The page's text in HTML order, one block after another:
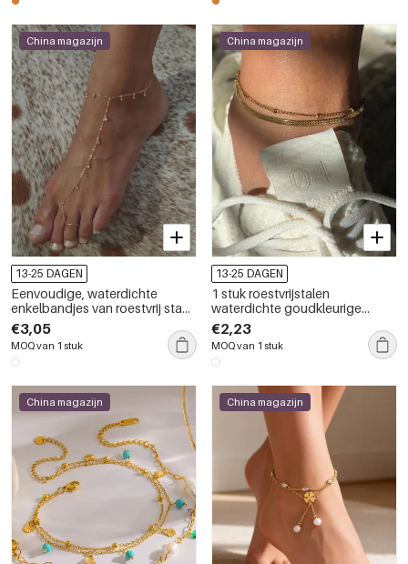
China magazijn
13-25 DAGEN
Eenvoudige, waterdichte
enkelbandjes van roestvrij staal
in goudkleur
€3,05
MOQ van 1 stuk
China magazijn
13-25 DAGEN
1 stuk roestvrijstalen
waterdichte goudkleurige
gelaagde enkelbandjes voor
dames
€2,23
MOQ van 1 stuk
China magazijn China magazijn